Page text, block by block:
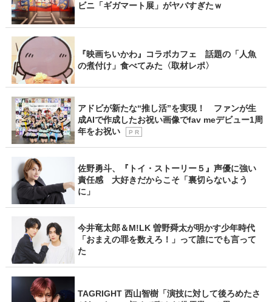
ビニ「ギガマート展」がヤバすぎたｗ
『映画ちいかわ』コラボカフェ 話題の「人魚
の煮付け」食べてみた〈取材レポ〉
アドビが新たな“推し活”を実現！ ファンが生
成AIで作成したお祝い画像でfav meデビュー1周
年をお祝い
P R
佐野勇斗、『トイ・ストーリー５』声優に強い
責任感 大好きだからこそ「裏切らないよう
に」
今井竜太郎＆M!LK 曽野舜太が明かす少年時代
「おまえの罪を数えろ！」って誰にでも言って
た
TAGRIGHT 西山智樹「演技に対して後ろめたさ